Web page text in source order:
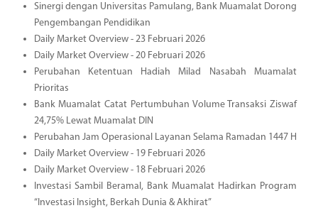
Sinergi dengan Universitas Pamulang, Bank Muamalat Dorong
Pengembangan Pendidikan
Daily Market Overview - 23 Februari 2026
Daily Market Overview - 20 Februari 2026
Perubahan Ketentuan Hadiah Milad Nasabah Muamalat
Prioritas
Bank Muamalat Catat Pertumbuhan Volume Transaksi Ziswaf
24,75% Lewat Muamalat DIN
Perubahan Jam Operasional Layanan Selama Ramadan 1447 H
Daily Market Overview - 19 Februari 2026
Daily Market Overview - 18 Februari 2026
Investasi Sambil Beramal, Bank Muamalat Hadirkan Program
“Investasi Insight, Berkah Dunia & Akhirat”